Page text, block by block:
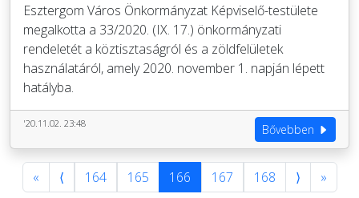
Esztergom Város Önkormányzat Képviselő-testülete
megalkotta a 33/2020. (IX. 17.) önkormányzati
rendeletét a köztisztaságról és a zöldfelületek
használatáról, amely 2020. november 1. napján lépett
hatályba.
'20.11.02. 23:48 Bővebben
« ⟨ 164 165 166 167 168 ⟩ »